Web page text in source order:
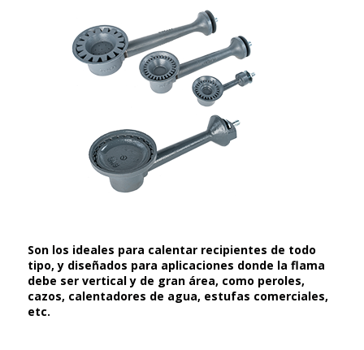
Son los ideales para calentar recipientes de todo
tipo, y diseñados para aplicaciones donde la flama
debe ser vertical y de gran área, como peroles,
cazos, calentadores de agua, estufas comerciales,
etc.